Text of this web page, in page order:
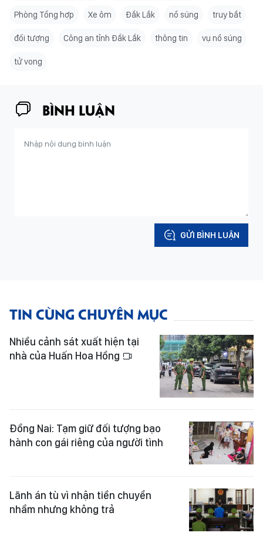
Phòng Tổng hợp Xe ôm Đắk Lắk nổ súng truy bắt
đối tượng Công an tỉnh Đắk Lắk thông tin vụ nổ súng
tử vong
BÌNH LUẬN
GỬI BÌNH LUẬN
TIN CÙNG CHUYÊN MỤC
Nhiều cảnh sát xuất hiện tại
nhà của Huấn Hoa Hồng
Đồng Nai: Tạm giữ đối tượng bạo
hành con gái riêng của người tình
Lãnh án tù vì nhận tiền chuyển
nhầm nhưng không trả